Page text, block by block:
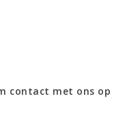
contact met ons op